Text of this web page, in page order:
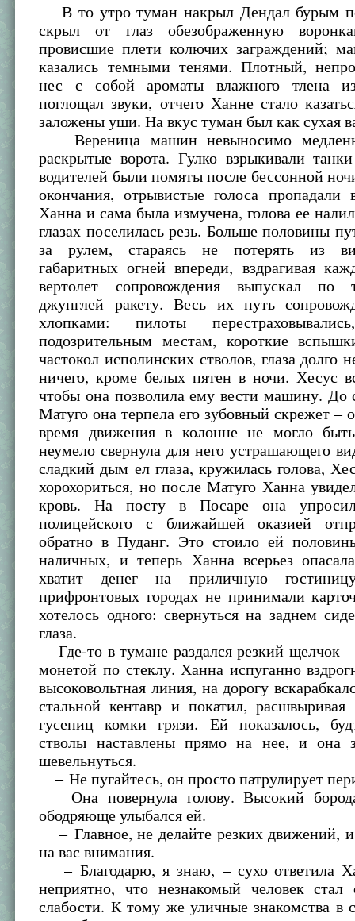
В то утро туман накрыл Дендал бурым
скрыл от глаз обезображенную
провисшие плети колючих заграждений;
казались темными тенями. Плотный,
нес с собой ароматы влажного тлена
поглощал звуки, отчего Ханне стало
заложены уши. На вкус туман был как сухая
Вереница машин невыносимо
раскрытые ворота. Гулко взрыкивали
водителей были помяты после бессонной
окончания, отрывистые голоса пропадали
Ханна и сама была измучена, голова ее
глазах поселилась резь. Больше половины
за рулем, стараясь не потерять из
габаритных огней впереди, вздрагивая
вертолет сопровождения выпускал по
джунглей ракету. Весь их путь
хлопками: пилоты
подозрительным местам, короткие
частокол исполинских стволов, глаза долго
ничего, кроме белых пятен в ночи. Хесус
чтобы она позволила ему вести машину. До
Матуго она терпела его зубовный скрежет –
время движения в колонне не могло
неумело свернула для него устрашающего
сладкий дым ел глаза, кружилась голова,
хорохориться, но после Матуго Ханна
кровь. На посту в Посаре она
полицейского с ближайшей оказией
обратно в Пуданг. Это стоило ей
наличных, и теперь Ханна всерьез
хватит денег на приличную
прифронтовых городах не принимали
хотелось одного: свернуться на заднем
глаза.
Где-то в тумане раздался резкий щелчок
монетой по стеклу. Ханна испуганно
высоковольтная линия, на дорогу
стальной кентавр и покатил, расшвыривая
гусениц комки грязи. Ей показалось,
стволы наставлены прямо на нее, и она
шевельнуться.
– Не пугайтесь, он просто патрулирует
Она повернула голову. Высокий
ободряюще улыбался ей.
– Главное, не делайте резких движений,
на вас внимания.
– Благодарю, я знаю, – сухо ответила
неприятно, что незнакомый человек стал
слабости. К тому же уличные знакомства в